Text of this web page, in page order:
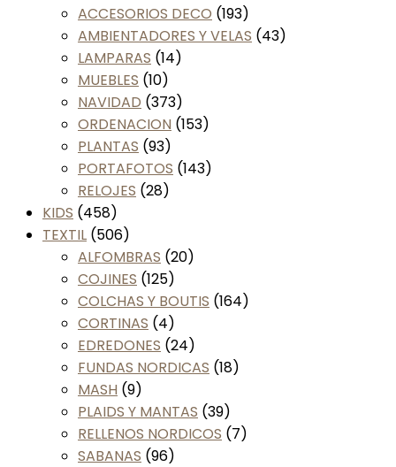
ACCESORIOS DECO (193)
AMBIENTADORES Y VELAS (43)
LAMPARAS (14)
MUEBLES (10)
NAVIDAD (373)
ORDENACION (153)
PLANTAS (93)
PORTAFOTOS (143)
RELOJES (28)
KIDS (458)
TEXTIL (506)
ALFOMBRAS (20)
COJINES (125)
COLCHAS Y BOUTIS (164)
CORTINAS (4)
EDREDONES (24)
FUNDAS NORDICAS (18)
MASH (9)
PLAIDS Y MANTAS (39)
RELLENOS NORDICOS (7)
SABANAS (96)